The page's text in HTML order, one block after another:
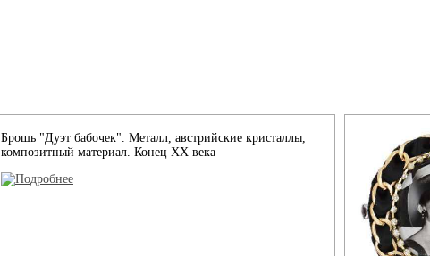
Брошь "Дуэт бабочек". Металл, австрийские кристаллы,
композитный материал. Конец XX века